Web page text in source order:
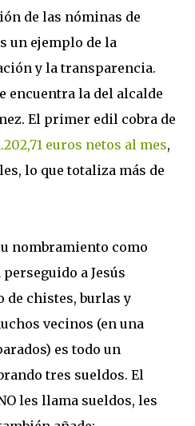
de las nóminas de
un ejemplo de la
y la transparencia.
encuentra la del alcalde
El primer edil cobra de
euros netos al mes,
lo que totaliza más de
nombramiento como
a Jesús
de chistes, burlas y
vecinos (en una
es todo un
tres sueldos. El
les llama sueldos, les